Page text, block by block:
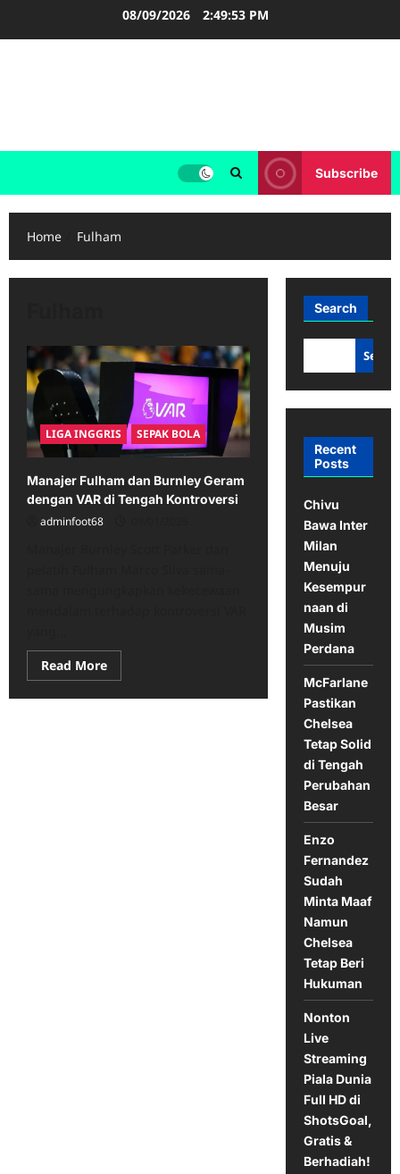
08/09/2026 2:49:53 PM
Subscribe
Home Fulham
LIGA INGGRIS SEPAK BOLA
Manajer Fulham dan Burnley Geram
dengan VAR di Tengah Kontroversi
adminfoot68
Read MoreRead
more
Manajer
Search
Recent
Posts
Chivu
Bawa Inter
Milan
Menuju
Kesempur
naan di
Musim
Perdana
McFarlane
Pastikan
Chelsea
Tetap Solid
di Tengah
Perubahan
Besar
Enzo
Fernandez
Sudah
Minta Maaf
Namun
Chelsea
Tetap Beri
Hukuman
Nonton
Live
Streaming
Piala Dunia
Full HD di
ShotsGoal,
Gratis &
Berhadiah!